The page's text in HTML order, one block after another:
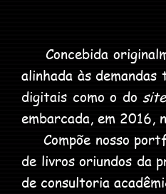
Concebida
alinhada às
digitais como o dosite
embarcada, em 2016,
Compõe nosso
de livros oriundos da
de consultoria